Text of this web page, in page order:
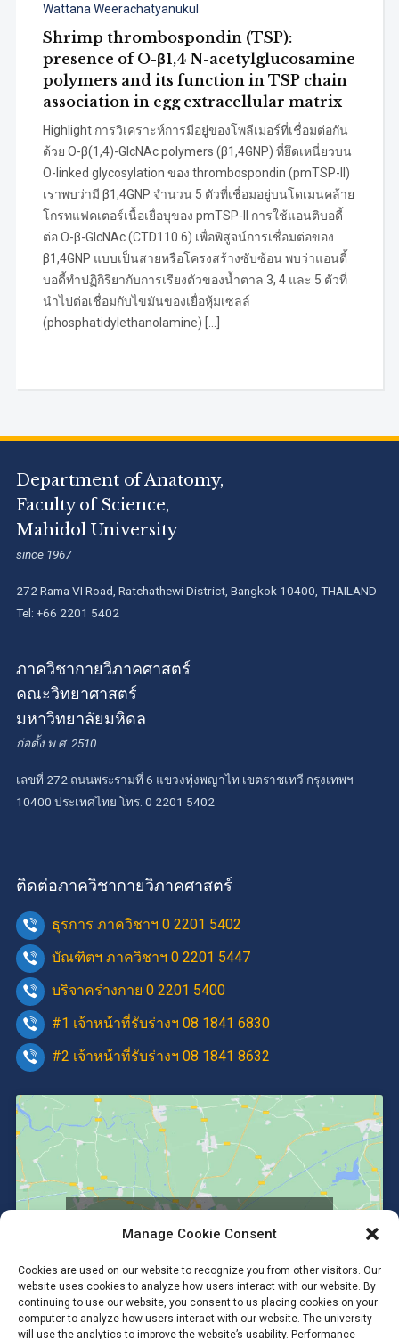
Manage Cookie Consent
Cookies are used on our website to recognize you from other visitors. Our
website uses cookies to analyze how users interact with our website. By
continuing to use our website, you consent to us placing cookies on your
computer to analyze how users interact with our website. The university
will use the analytics to improve the website’s usability. Performance
Wattana Weerachatyanukul
Shrimp thrombospondin (TSP):
presence of O-β1,4 N-acetylglucosamine
polymers and its function in TSP chain
association in egg extracellular matrix
Highlight การวิเคราะห์การมีอยู่ของโพลีเมอร์ที่เชื่อมต่อกัน
ด้วย O-β(1,4)-GlcNAc polymers (β1,4GNP) ที่ยึดเหนี่ยวบน
O-linked glycosylation ของ thrombospondin (pmTSP-II)
เราพบว่ามี β1,4GNP จำนวน 5 ตัวที่เชื่อมอยู่บนโดเมนคล้าย
โกรทแฟคเตอร์เนื้อเยื่อบุของ pmTSP-II การใช้แอนติบอดี้
ต่อ O-β-GlcNAc (CTD110.6) เพื่อพิสูจน์การเชื่อมต่อของ
β1,4GNP แบบเป็นสายหรือโครงสร้างซับซ้อน พบว่าแอนตี้
บอดี้ทำปฏิกิริยากับการเรียงตัวของน้ำตาล 3, 4 และ 5 ตัวที่
นำไปต่อเชื่อมกับไขมันของเยื่อหุ้มเซลล์
(phosphatidylethanolamine) […]
Department of Anatomy,
Faculty of Science,
Mahidol University
since 1967
272 Rama VI Road, Ratchathewi District, Bangkok 10400, THAILAND
Tel: +66 2201 5402
ภาควิชากายวิภาคศาสตร์
คณะวิทยาศาสตร์
มหาวิทยาลัยมหิดล
ก่อตั้ง พ.ศ. 2510
เลขที่ 272 ถนนพระรามที่ 6 แขวงทุ่งพญาไท เขตราชเทวี กรุงเทพฯ
10400 ประเทศไทย โทร. 0 2201 5402
ติดต่อภาควิชากายวิภาคศาสตร์
ธุรการ ภาควิชาฯ 0 2201 5402
บัณฑิตฯ ภาควิชาฯ 0 2201 5447
บริจาคร่างกาย 0 2201 5400
#1 เจ้าหน้าที่รับร่างฯ 08 1841 6830
#2 เจ้าหน้าที่รับร่างฯ 08 1841 8632
enable this content